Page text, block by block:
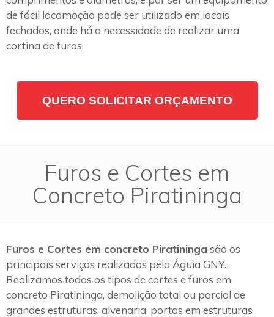
de fácil locomoção pode ser utilizado em locais
fechados, onde há a necessidade de realizar uma
cortina de furos.
QUERO SOLICITAR ORÇAMENTO
Furos e Cortes em
Concreto Piratininga
Furos e Cortes em concreto Piratininga são os
principais serviços realizados pela Águia GNY.
Realizamos todos os tipos de cortes e furos em
concreto Piratininga, demolição total ou parcial de
grandes estruturas, alvenaria, portas em estruturas